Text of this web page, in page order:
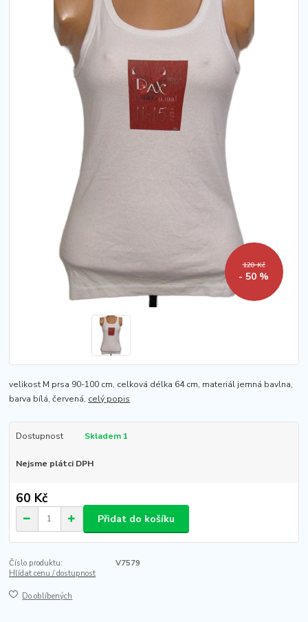
120 Kč
- 50 %
velikost M prsa 90-100 cm, celková délka 64 cm, materiál jemná bavlna,
barva bílá, červená, celý popis
Dostupnost Skladem 1
Nejsme plátci DPH
60 Kč
Přidat do košíku
Číslo produktu:
V7579
Hlídat cenu / dostupnost
Do oblíbených